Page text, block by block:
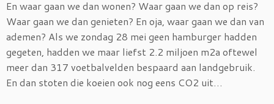
En waar gaan we dan wonen? Waar gaan we dan op reis?
Waar gaan we dan genieten? En oja, waar gaan we dan van
ademen? Als we zondag 28 mei geen hamburger hadden
gegeten, hadden we maar liefst 2.2 miljoen m2a oftewel
meer dan 317 voetbalvelden bespaard aan landgebruik.
En dan stoten die koeien ook nog eens CO2 uit…